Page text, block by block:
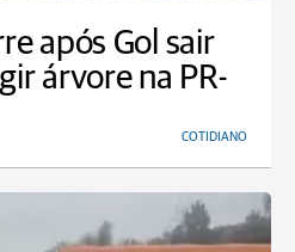
após Gol sair
árvore na PR-
COTIDIANO